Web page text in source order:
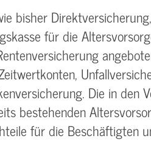
bisher
für die
Die in den
bestehenden
für die Beschäftigten